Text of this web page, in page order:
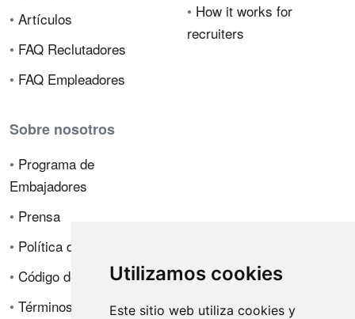
Utilizamos cookies
Este sitio web utiliza cookies y
• Artículos
• FAQ Reclutadores
• FAQ Empleadores
• How it works for
recruiters
Sobre nosotros
• Programa de
Embajadores
• Prensa
• Política de privacidad
• Código de ética
• Términos de venta